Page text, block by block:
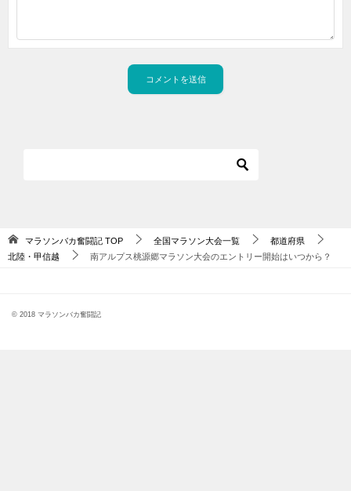
マラソンバカ奮闘記 TOP 全国マラソン大会一覧
都道府県
北陸・甲信越
南アルプス桃源郷マラソン大会のエントリー開始はいつから？
© 2018 マラソンバカ奮闘記